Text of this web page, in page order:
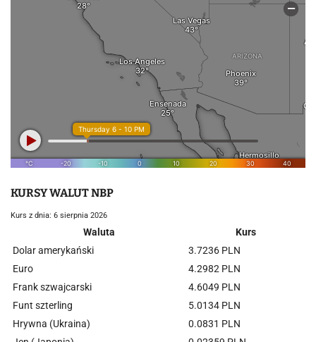
KURSY WALUT NBP
Kurs z dnia: 6 sierpnia 2026
Waluta
Kurs
Dolar amerykański
3.7236 PLN
Euro
4.2982 PLN
Frank szwajcarski
4.6049 PLN
Funt szterling
5.0134 PLN
Hrywna (Ukraina)
0.0831 PLN